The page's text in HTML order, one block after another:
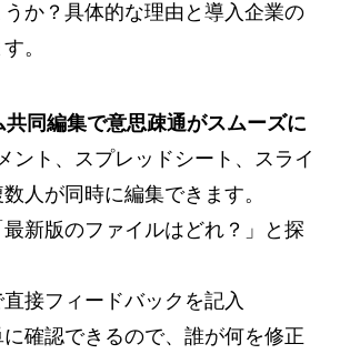
か？具体的な理由と導入企業の
。
共同編集で意思疎通がスムーズに
ント、スプレッドシート、スライ
人が同時に編集できます。
新版のファイルはどれ？」と探
接フィードバックを記入
確認できるので、誰が何を修正